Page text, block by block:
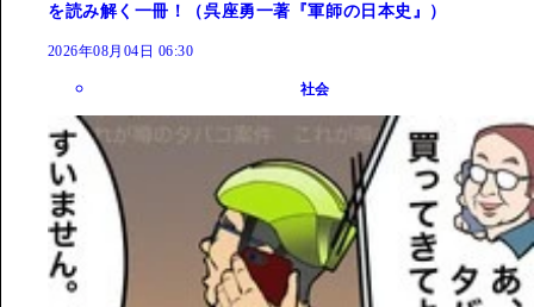
を読み解く一冊！（呉座勇一著『軍師の日本史』）
2026年08月04日 06:30
社会